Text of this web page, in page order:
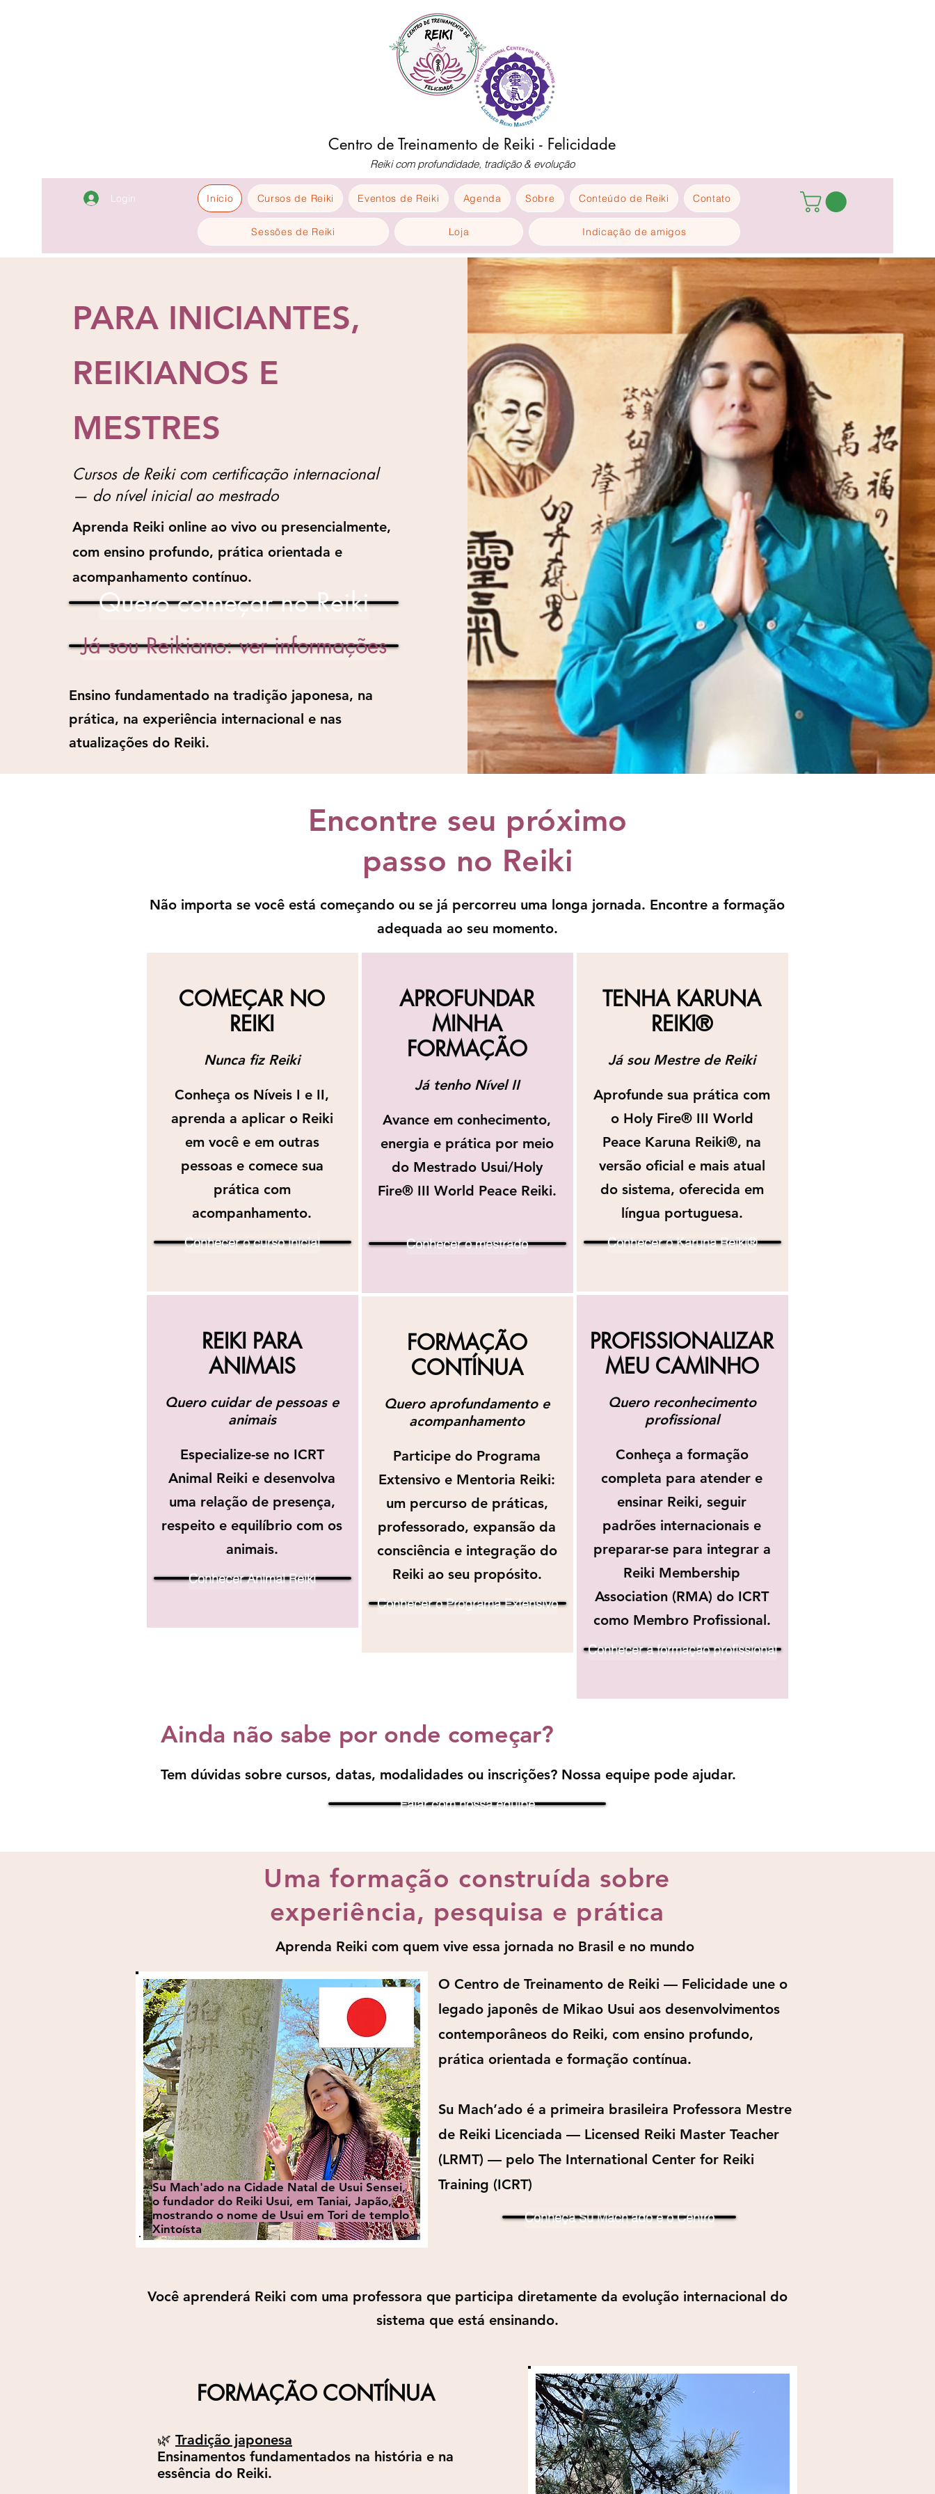
Centro de Treinamento de Reiki - Felicidade
Reiki com profundidade, tradição & evolução
Login Início Cursos de Reiki Eventos de Reiki Agenda Sobre Conteúdo de Reiki Contato
Sessões de Reiki Loja Indicação de amigos
PARA INICIANTES,
REIKIANOS E
MESTRES
Cursos de Reiki com certificação internacional
— do nível inicial ao mestrado
Aprenda Reiki online ao vivo ou presencialmente,
com ensino profundo, prática orientada e
acompanhamento contínuo.
Quero começar no Reiki
Já sou Reikiano: ver informações
Ensino fundamentado na tradição japonesa, na
prática, na experiência internacional e nas
atualizações do Reiki.
Encontre seu próximo
passo no Reiki
Não importa se você está começando ou se já percorreu uma longa jornada. Encontre a formação
adequada ao seu momento.
COMEÇAR NO
REIKI
Nunca fiz Reiki
Conheça os Níveis I e II,
aprenda a aplicar o Reiki
em você e em outras
pessoas e comece sua
prática com
acompanhamento.
Conhecer o curso inicial
REIKI PARA
ANIMAIS
Quero cuidar de pessoas e
animais
Especialize-se no ICRT
Animal Reiki e desenvolva
uma relação de presença,
respeito e equilíbrio com os
animais.
Conhecer Animal Reiki
APROFUNDAR
MINHA
FORMAÇÃO
Já tenho Nível II
Avance em conhecimento,
energia e prática por meio
do Mestrado Usui/Holy
Fire® III World Peace Reiki.
Conhecer o mestrado
FORMAÇÃO
CONTÍNUA
Quero aprofundamento e
acompanhamento
Participe do Programa
Extensivo e Mentoria Reiki:
um percurso de práticas,
professorado, expansão da
consciência e integração do
Reiki ao seu propósito.
Conhecer o Programa Extensivo
TENHA KARUNA
REIKI®
Já sou Mestre de Reiki
Aprofunde sua prática com
o Holy Fire® III World
Peace Karuna Reiki®, na
versão oficial e mais atual
do sistema, oferecida em
língua portuguesa.
Conhecer o Karuna Reiki®
PROFISSIONALIZAR
MEU CAMINHO
Quero reconhecimento
profissional
Conheça a formação
completa para atender e
ensinar Reiki, seguir
padrões internacionais e
preparar-se para integrar a
Reiki Membership
Association (RMA) do ICRT
como Membro Profissional.
Conhecer a formação profissional
Ainda não sabe por onde começar?
Tem dúvidas sobre cursos, datas, modalidades ou inscrições? Nossa equipe pode ajudar.
Falar com nossa equipe
Uma formação construída sobre
experiência, pesquisa e prática
Aprenda Reiki com quem vive essa jornada no Brasil e no mundo
Su Mach'ado na Cidade Natal de Usui Sensei,
o fundador do Reiki Usui, em Taniai, Japão,
mostrando o nome de Usui em Tori de templo
Xintoísta
O Centro de Treinamento de Reiki — Felicidade une o
legado japonês de Mikao Usui aos desenvolvimentos
contemporâneos do Reiki, com ensino profundo,
prática orientada e formação contínua.
Su Mach’ado é a primeira brasileira Professora Mestre
de Reiki Licenciada — Licensed Reiki Master Teacher
(LRMT) — pelo The International Center for Reiki
Training (ICRT)
Conheça Su Mach’ado e o Centro
Você aprenderá Reiki com uma professora que participa diretamente da evolução internacional do
sistema que está ensinando.
FORMAÇÃO CONTÍNUA
🌿 Tradição japonesa
Ensinamentos fundamentados na história e na
essência do Reiki.